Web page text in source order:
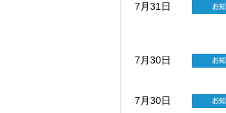
7月31日
7月30日
7月30日